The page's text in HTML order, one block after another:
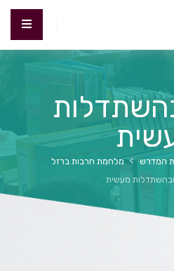
המדרש
מלחמת חרבות ברזל
מעשית